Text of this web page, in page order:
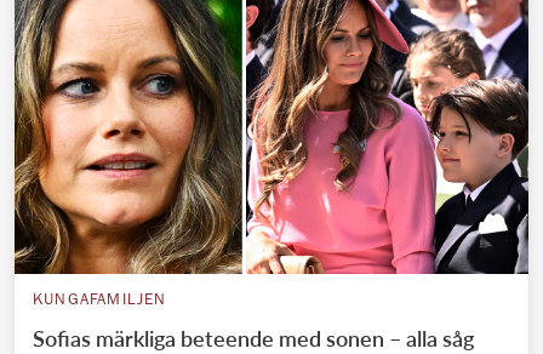
KUNGAFAMILJEN
Sofias märkliga beteende med sonen – alla såg